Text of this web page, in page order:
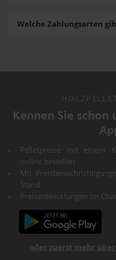
Welche Zahlungsarten
Kennen Sie
Pelletpreise mit einem
online bestellen
Mit
Stand
Preisentwicklungen im
oder zuerst mehr